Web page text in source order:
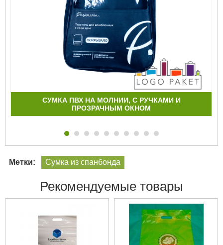
СУМКА ПВХ НА МОЛНИИ, С РУЧКАМИ И
ПРОЗРАЧНЫМ ОКНОМ
Метки: Сумка из спанбонда
Рекомендуемые товары